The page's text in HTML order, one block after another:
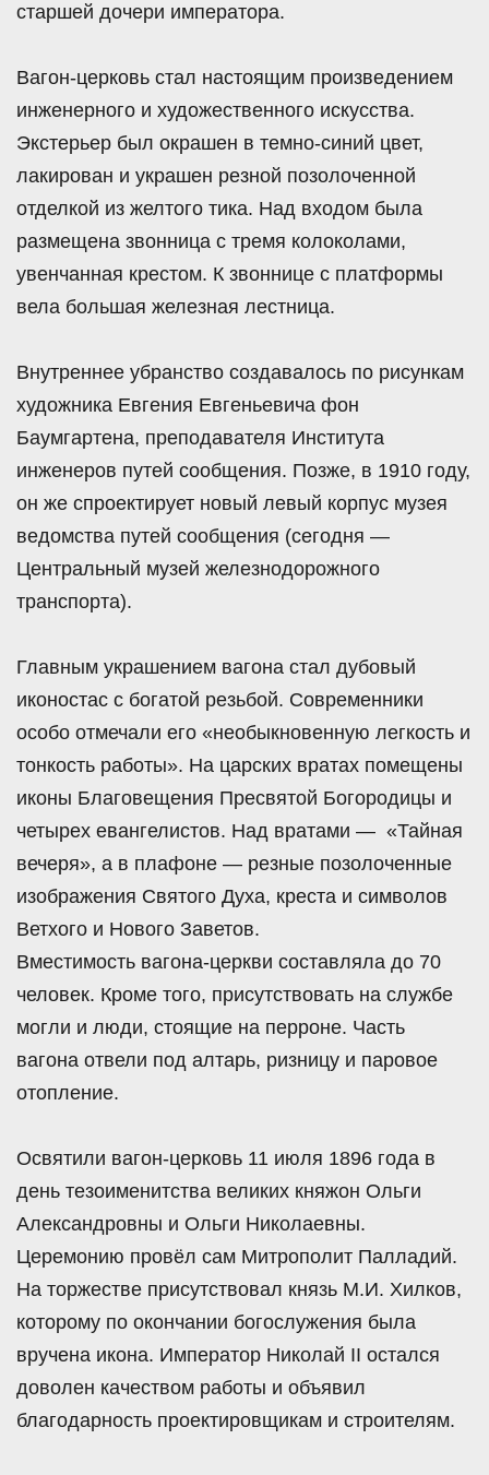
старшей дочери императора.
Вагон-церковь стал настоящим произведением
инженерного и художественного искусства.
Экстерьер был окрашен в темно-синий цвет,
лакирован и украшен резной позолоченной
отделкой из желтого тика. Над входом была
размещена звонница с тремя колоколами,
увенчанная крестом. К звоннице с платформы
вела большая железная лестница.
Внутреннее убранство создавалось по рисункам
художника Евгения Евгеньевича фон
Баумгартена, преподавателя Института
инженеров путей сообщения. Позже, в 1910 году,
он же спроектирует новый левый корпус музея
ведомства путей сообщения (сегодня —
Центральный музей железнодорожного
транспорта).
Главным украшением вагона стал дубовый
иконостас с богатой резьбой. Современники
особо отмечали его «необыкновенную легкость и
тонкость работы». На царских вратах помещены
иконы Благовещения Пресвятой Богородицы и
четырех евангелистов. Над вратами — «Тайная
вечеря», а в плафоне — резные позолоченные
изображения Святого Духа, креста и символов
Ветхого и Нового Заветов.
Вместимость вагона-церкви составляла до 70
человек. Кроме того, присутствовать на службе
могли и люди, стоящие на перроне. Часть
вагона отвели под алтарь, ризницу и паровое
отопление.
Освятили вагон-церковь 11 июля 1896 года в
день тезоименитства великих княжон Ольги
Александровны и Ольги Николаевны.
Церемонию провёл сам Митрополит Палладий.
На торжестве присутствовал князь М.И. Хилков,
которому по окончании богослужения была
вручена икона. Император Николай II остался
доволен качеством работы и объявил
благодарность проектировщикам и строителям.